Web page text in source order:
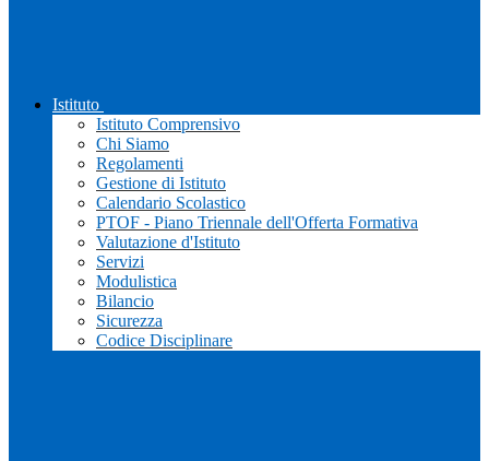
Istituto
Istituto Comprensivo
Chi Siamo
Regolamenti
Gestione di Istituto
Calendario Scolastico
PTOF - Piano Triennale dell'Offerta Formativa
Valutazione d'Istituto
Servizi
Modulistica
Bilancio
Sicurezza
Codice Disciplinare